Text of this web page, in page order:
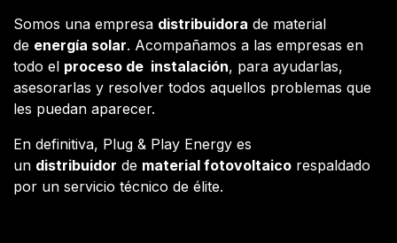
Somos una empresa distribuidora de material
de energía solar. Acompañamos a las empresas en
todo el proceso de instalación, para ayudarlas,
asesorarlas y resolver todos aquellos problemas que
les puedan aparecer.
En definitiva, Plug & Play Energy es
un distribuidor de material fotovoltaico respaldado
por un servicio técnico de élite.